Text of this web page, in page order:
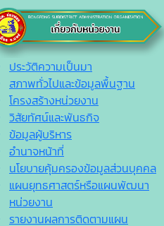
ประวัติความเป็นมา
สภาพทั่วไปและข้อมูลพื้นฐาน
โครงสร้างหน่วยงาน
วิสัยทัศน์และพันธกิจ
ข้อมูลผู้บริหาร
อำนาจหน้าที่
นโยบายคุ้มครองข้อมูลส่วนบุคคล
แผนยุทธศาสตร์หรือแผนพัฒนา
หน่วยงาน
รายงานผลการติดตามแผน